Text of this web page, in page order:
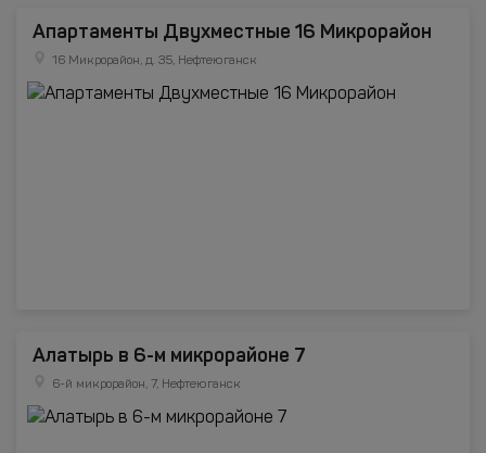
Апартаменты Двухместные 16 Микрорайон
16 Микрорайон, д. 35, Нефтеюганск
Алатырь в 6-м микрорайоне 7
6-й микрорайон, 7, Нефтеюганск